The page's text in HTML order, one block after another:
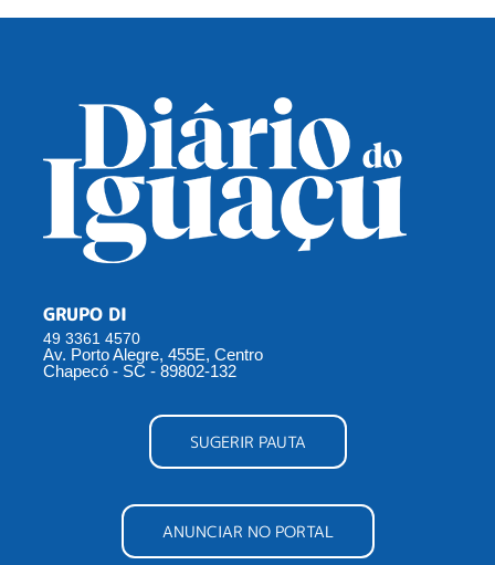
GRUPO DI
49 3361 4570
Av. Porto Alegre, 455E, Centro
Chapecó - SC - 89802-132
SUGERIR PAUTA
ANUNCIAR NO PORTAL